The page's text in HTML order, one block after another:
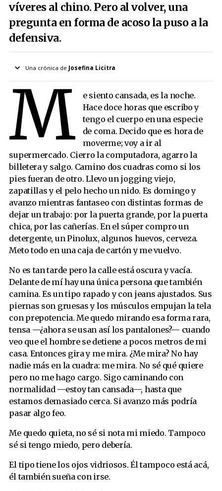
víveres al chino. Pero al volver, una
pregunta en forma de acoso la puso a la
defensiva.
Una crónica de Josefina Licitra
Más de la autora
Limpiando a Borges
El señor Licitra
Somos agentes sanitarios de nuestra pequeña existencia
Las cartas de Thelma y Louise (final)
Las cartas de Thelma y Louise, tercera parte
Las cartas de Thelma y Louise, primera parte
M
e siento cansada, es la noche.
Hace doce horas que escribo y
tengo el cuerpo en una especie
de coma. Decido que es hora de
moverme; voy a ir al
supermercado. Cierro la computadora, agarro la
billetera y salgo. Camino dos cuadras como si los
pies fueran de otro. Llevo un jogging viejo,
zapatillas y el pelo hecho un nido. Es domingo y
avanzo mientras fantaseo con distintas formas de
dejar un trabajo: por la puerta grande, por la puerta
chica, por las cañerías. En el súper compro un
detergente, un Pinolux, algunos huevos, cerveza.
Meto todo en una caja de cartón y me vuelvo.
No es tan tarde pero la calle está oscura y vacía.
Delante de mí hay una única persona que también
camina. Es un tipo rapado y con jeans ajustados. Sus
piernas son gruesas y los músculos empujan la tela
con prepotencia. Me quedo mirando esa forma rara,
tensa —¿ahora se usan así los pantalones?— cuando
veo que el hombre se detiene a pocos metros de mi
casa. Entonces gira y me mira. ¿Me mira? No hay
nadie más en la cuadra: me mira. No sé qué quiere
pero no me hago cargo. Sigo caminando con
normalidad —estoy tan cansada—, hasta que
estamos demasiado cerca. Si avanzo más podría
pasar algo feo.
Me quedo quieta, no sé si nota mi miedo. Tampoco
sé si tengo miedo, pero debería.
El tipo tiene los ojos vidriosos. Él tampoco está acá,
él también sueña con irse.